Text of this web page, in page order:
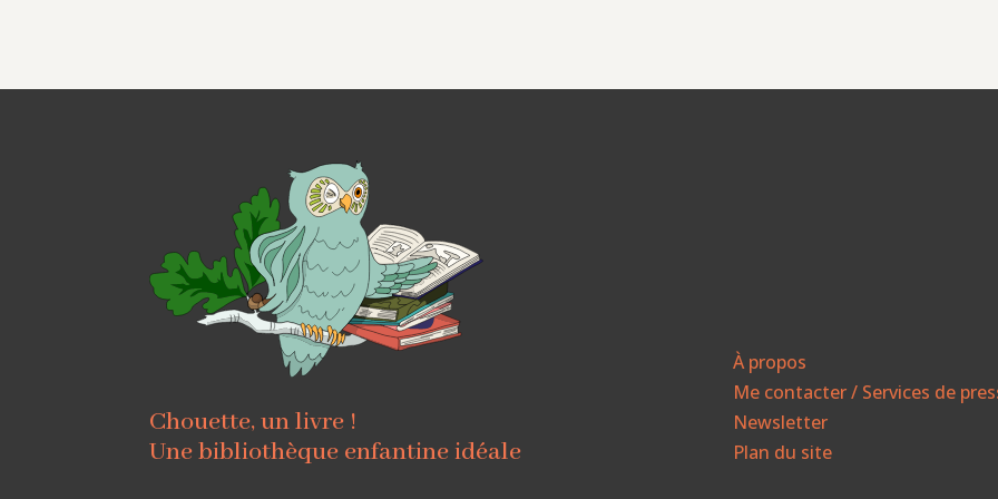
Chouette, un livre !
Une bibliothèque enfantine idéale
À propos
Me contacter / Services de
Newsletter
Plan du site